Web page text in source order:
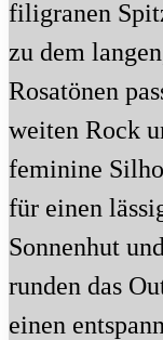
filigranen
zu dem
Rosatönen
weiten Rock
feminine
für einen
Sonnenhut
runden das
einen